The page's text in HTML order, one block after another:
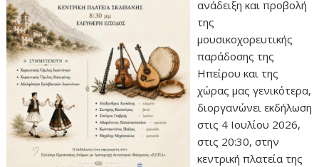
ανάδειξη και προβολή
της
μουσικοχορευτικής
παράδοσης της
Ηπείρου και της
χώρας μας γενικότερα,
διοργανώνει εκδήλωση
στις 4 Ιουλίου 2026,
στις 20:30, στην
κεντρική πλατεία της